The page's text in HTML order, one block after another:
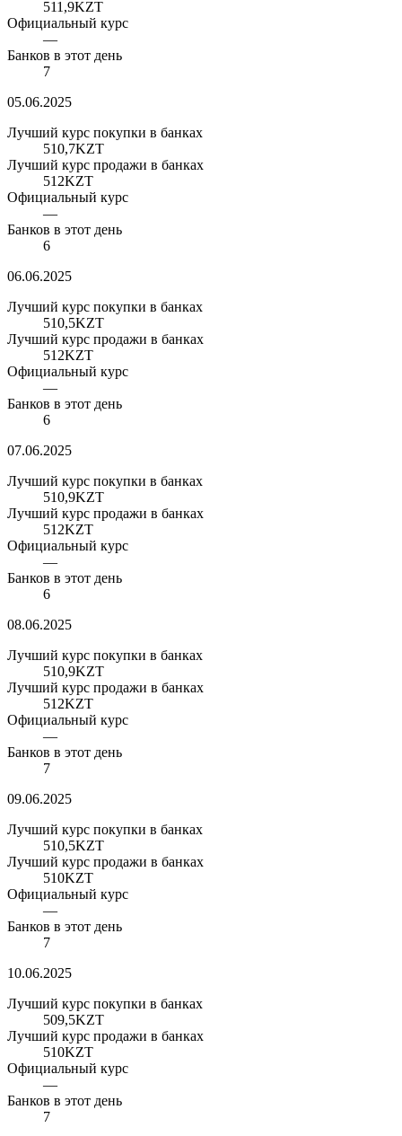
511,9KZT
Официальный курс
—
Банков в этот день
7
05.06.2025
Лучший курс покупки в банках
510,7KZT
Лучший курс продажи в банках
512KZT
Официальный курс
—
Банков в этот день
6
06.06.2025
Лучший курс покупки в банках
510,5KZT
Лучший курс продажи в банках
512KZT
Официальный курс
—
Банков в этот день
6
07.06.2025
Лучший курс покупки в банках
510,9KZT
Лучший курс продажи в банках
512KZT
Официальный курс
—
Банков в этот день
6
08.06.2025
Лучший курс покупки в банках
510,9KZT
Лучший курс продажи в банках
512KZT
Официальный курс
—
Банков в этот день
7
09.06.2025
Лучший курс покупки в банках
510,5KZT
Лучший курс продажи в банках
510KZT
Официальный курс
—
Банков в этот день
7
10.06.2025
Лучший курс покупки в банках
509,5KZT
Лучший курс продажи в банках
510KZT
Официальный курс
—
Банков в этот день
7